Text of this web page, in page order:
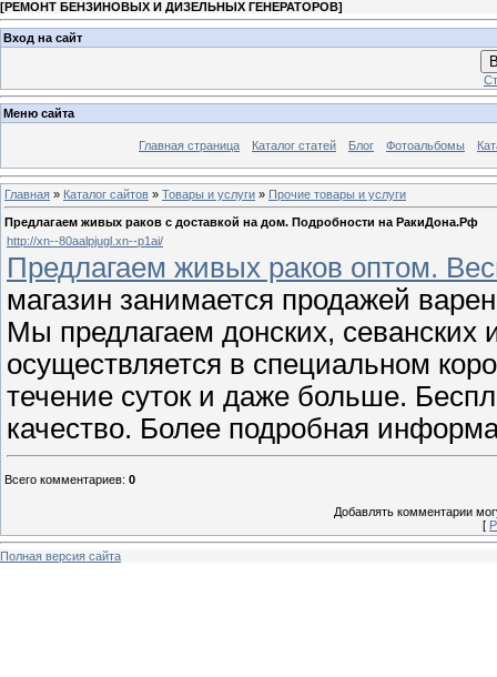
[РЕМОНТ БЕНЗИНОВЫХ И ДИЗЕЛЬНЫХ ГЕНЕРАТОРОВ]
Вход на сайт
Меню сайта
Главная страница Каталог статей Блог Фотоальбомы
Главная » Каталог сайтов » Товары и услуги » Прочие товары и услуги
Предлагаем живых раков с доставкой на дом. Подробности на РакиДона.Рф
http://xn--80aalpjugl.xn--p1ai/
Предлагаем живых раков оптом.
магазин занимается продажей
Мы предлагаем донских, севанских
осуществляется в специальном
течение суток и даже больше.
качество. Более подробная
Всего комментариев: 0
Добавлять комментарии
[
Полная версия сайта